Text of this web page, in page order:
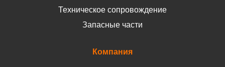
Техническое сопровождение
Запасные части
Компания